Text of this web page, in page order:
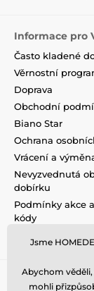
Informace pro
Často kladené
Věrnostní
Doprava
Obchodní
Biano Star
Ochrana
Vrácení a
Nevyzvednutá
dobírku
Podmínky akce
kódy
Jsme
Abychom věděli,
mohli